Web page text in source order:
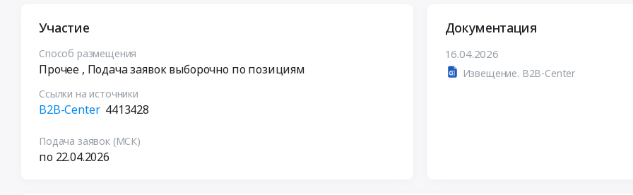
Участие
Способ размещения
Прочее , Подача заявок выборочно по позициям
Ссылки на источники
B2B-Center 4413428
Подача заявок (МСК)
по 22.04.2026
Документация
16.04.2026
Извещение. B2B-Center